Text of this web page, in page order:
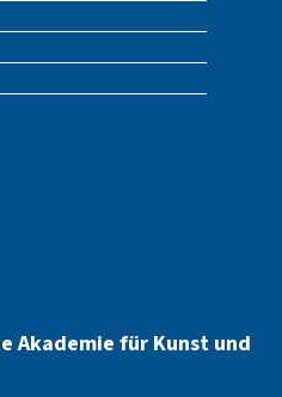
Akademie für Kunst und